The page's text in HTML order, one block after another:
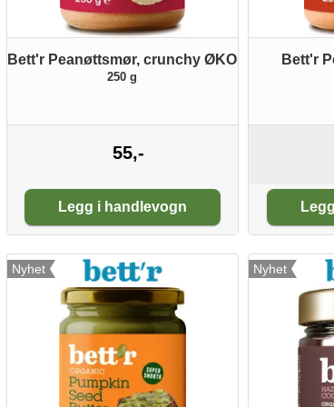
Bett'r Peanøttsmør, crunchy ØKO
250 g
55,-
Legg i handlevogn
Bett'r
Nyhet Nyhet